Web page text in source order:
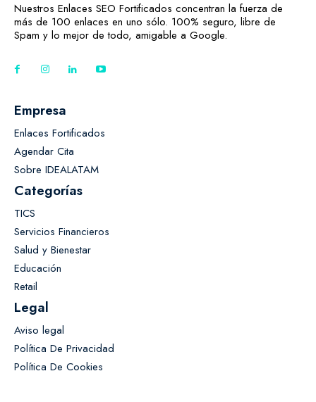
Nuestros Enlaces SEO Fortificados concentran la fuerza de
más de 100 enlaces en uno sólo. 100% seguro, libre de
Spam y lo mejor de todo, amigable a Google.
Empresa
Enlaces Fortificados
Agendar Cita
Sobre IDEALATAM
Categorías
TICS
Servicios Financieros
Salud y Bienestar
Educación
Retail
Legal
Aviso legal
Política De Privacidad
Política De Cookies